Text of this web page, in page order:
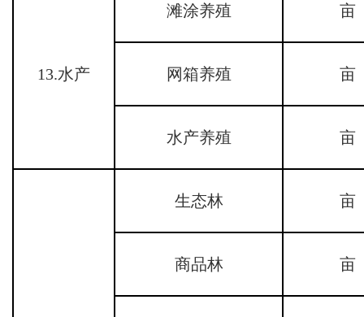
13.水产
滩涂养殖 亩
网箱养殖 亩
水产养殖 亩
生态林 亩
商品林 亩